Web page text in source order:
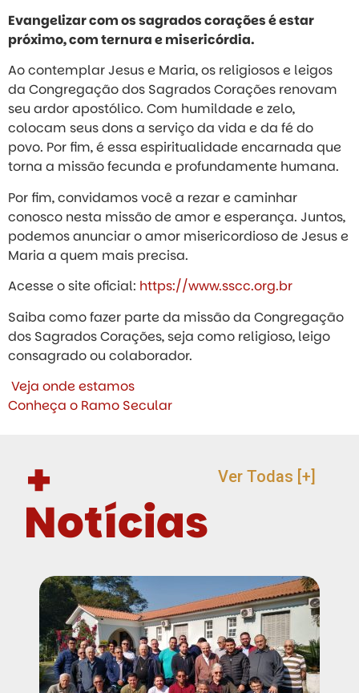
Evangelizar com os sagrados corações é estar
próximo, com ternura e misericórdia.
Ao contemplar Jesus e Maria, os religiosos e leigos
da Congregação dos Sagrados Corações renovam
seu ardor apostólico. Com humildade e zelo,
colocam seus dons a serviço da vida e da fé do
povo. Por fim, é essa espiritualidade encarnada que
torna a missão fecunda e profundamente humana.
Por fim, convidamos você a rezar e caminhar
conosco nesta missão de amor e esperança. Juntos,
podemos anunciar o amor misericordioso de Jesus e
Maria a quem mais precisa.
Acesse o site oficial: https://www.sscc.org.br
Saiba como fazer parte da missão da Congregação
dos Sagrados Corações, seja como religioso, leigo
consagrado ou colaborador.
Veja onde estamos
Conheça o Ramo Secular
+
Notícias
Ver Todas [+]